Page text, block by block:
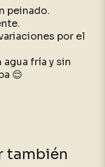
peinado.
por el
fría y sin
😌
también